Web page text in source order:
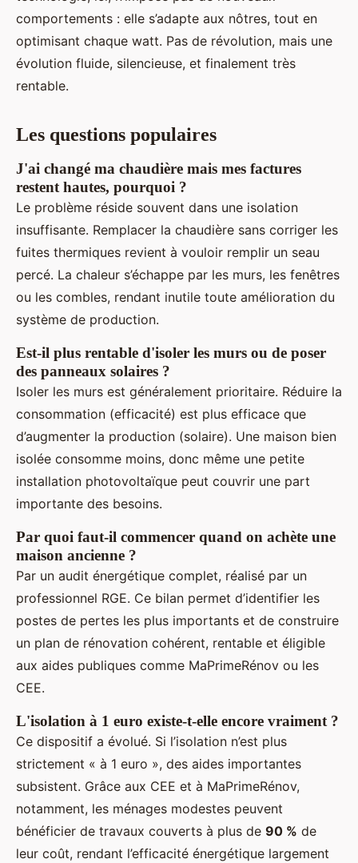
comportements : elle s’adapte aux nôtres, tout en
optimisant chaque watt. Pas de révolution, mais une
évolution fluide, silencieuse, et finalement très
rentable.
Les questions populaires
J'ai changé ma chaudière mais mes factures
restent hautes, pourquoi ?
Le problème réside souvent dans une isolation
insuffisante. Remplacer la chaudière sans corriger les
fuites thermiques revient à vouloir remplir un seau
percé. La chaleur s’échappe par les murs, les fenêtres
ou les combles, rendant inutile toute amélioration du
système de production.
Est-il plus rentable d'isoler les murs ou de poser
des panneaux solaires ?
Isoler les murs est généralement prioritaire. Réduire la
consommation (efficacité) est plus efficace que
d’augmenter la production (solaire). Une maison bien
isolée consomme moins, donc même une petite
installation photovoltaïque peut couvrir une part
importante des besoins.
Par quoi faut-il commencer quand on achète une
maison ancienne ?
Par un audit énergétique complet, réalisé par un
professionnel RGE. Ce bilan permet d’identifier les
postes de pertes les plus importants et de construire
un plan de rénovation cohérent, rentable et éligible
aux aides publiques comme MaPrimeRénov ou les
CEE.
L'isolation à 1 euro existe-t-elle encore vraiment ?
Ce dispositif a évolué. Si l’isolation n’est plus
strictement « à 1 euro », des aides importantes
subsistent. Grâce aux CEE et à MaPrimeRénov,
notamment, les ménages modestes peuvent
bénéficier de travaux couverts à plus de 90 % de
leur coût, rendant l’efficacité énergétique largement